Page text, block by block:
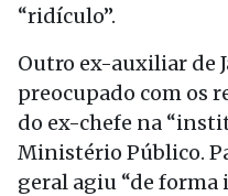
“ridículo”.
Outro ex-auxiliar de
preocupado com os
do ex-chefe na
Ministério Público.
geral agiu “de